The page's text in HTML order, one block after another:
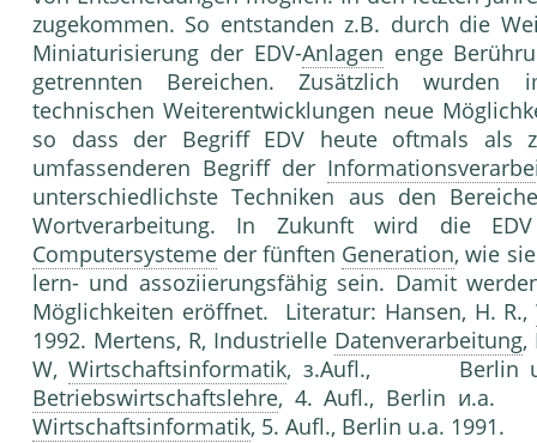
zugekommen. So entstanden z.B. durch die
Miniaturisierung der EDV-Anlagen enge
getrennten Bereichen. Zusätzlich wurden
technischen Weiterentwicklungen neue
so dass der Begriff EDV heute oftmals als
umfassenderen Begriff der
unterschiedlichste Techniken aus den
Wortverarbeitung. In Zukunft wird die
Computersysteme der fünften Generation, wie
lern- und assoziierungsfähig sein. Damit
Möglichkeiten eröffnet. Literatur: Hansen, H. R.,
1992. Mertens, R, Industrielle Datenverarbeitung,
W,Wirtschaftsinformatik, з.Aufl., Berlin u.a.
Betriebswirtschaftslehre, 4. Aufl., Berlin и.a.
Wirtschaftsinformatik, 5. Aufl., Berlin u.a. 1991.